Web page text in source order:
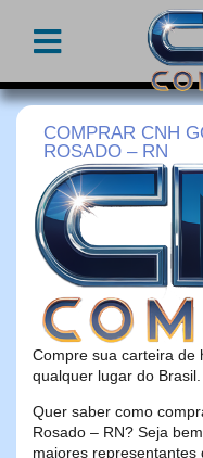
COMPRAR CNH
ROSADO – RN
Compre sua carteira de
qualquer lugar do Brasil.
Quer saber como
Rosado – RN? Seja
maiores representantes